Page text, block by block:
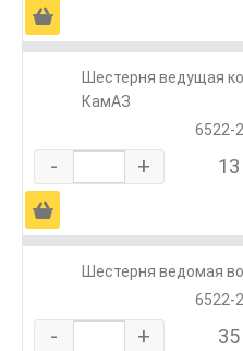
Ä
Шестерня ведущая
КамАЗ
6522-
- +
Ä
Шестерня ведомая
6522-
- +